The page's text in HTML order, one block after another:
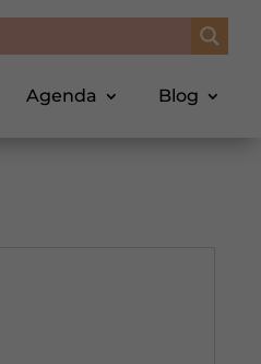
Agenda Blog